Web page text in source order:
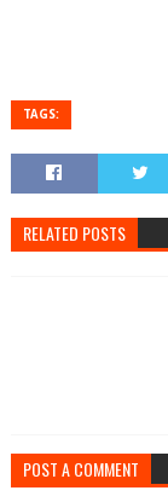
TAGS:
RELATED POSTS
POST A COMMENT